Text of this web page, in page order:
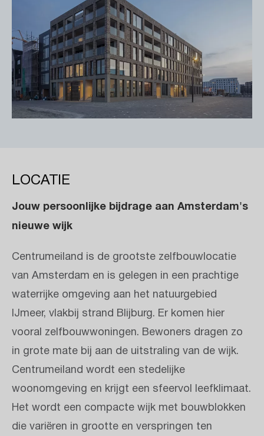
LOCATIE
Jouw persoonlijke bijdrage aan Amsterdam's
nieuwe wijk
Centrumeiland is de grootste zelfbouwlocatie
van Amsterdam en is gelegen in een prachtige
waterrijke omgeving aan het natuurgebied
IJmeer, vlakbij strand Blijburg. Er komen hier
vooral zelfbouwwoningen. Bewoners dragen zo
in grote mate bij aan de uitstraling van de wijk.
Centrumeiland wordt een stedelijke
woonomgeving en krijgt een sfeervol leefklimaat.
Het wordt een compacte wijk met bouwblokken
die variëren in grootte en verspringen ten